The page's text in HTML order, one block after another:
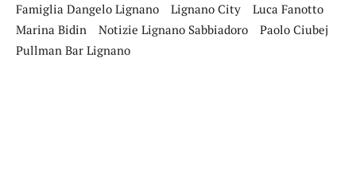
Famiglia Dangelo Lignano
Lignano City
Luca Fanotto
Marina Bidin
Notizie Lignano Sabbiadoro
Paolo Ciubej
Pullman Bar Lignano